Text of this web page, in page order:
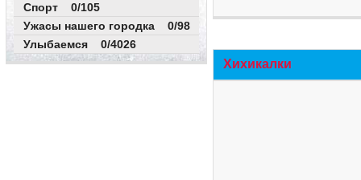
Спорт 0/105
Ужасы нашего городка 0/98
Улыбаемся 0/4026
Хихикалки